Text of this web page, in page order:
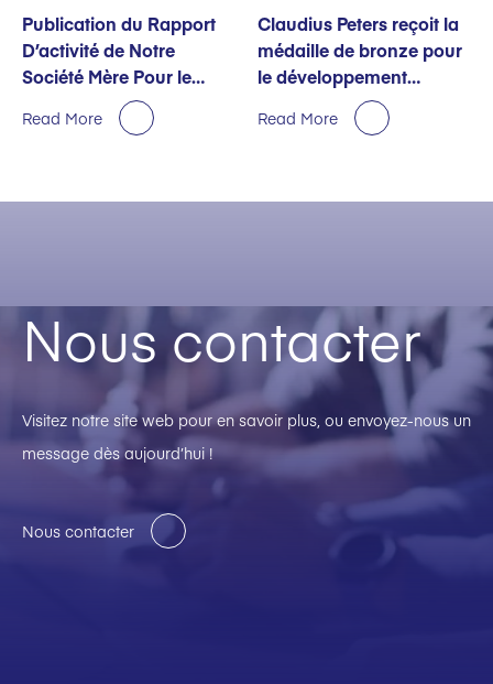
Publication du Rapport
D’activité de Notre
Société Mère Pour le
Premier Semestre
Read More
Claudius Peters reçoit la
médaille de bronze pour
le développement
durable décernée par
EcoVadis
Read More
Nous contacter
Visitez notre site web pour en savoir plus, ou envoyez-nous un
message dès aujourd’hui !
Nous contacter